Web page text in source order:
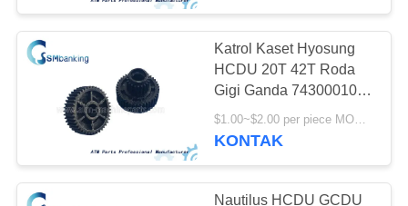
PERMINTAAN
PENAWARAN
SITEMAP
PRIVACY
Wincor Nixdorf
Bagian ATM
1210
Katrol Kaset Hyosung
HCDU 20T 42T Roda
Gigi Ganda 7430001005
7430000208
KONTAK
Nautilus HCDU GCDU